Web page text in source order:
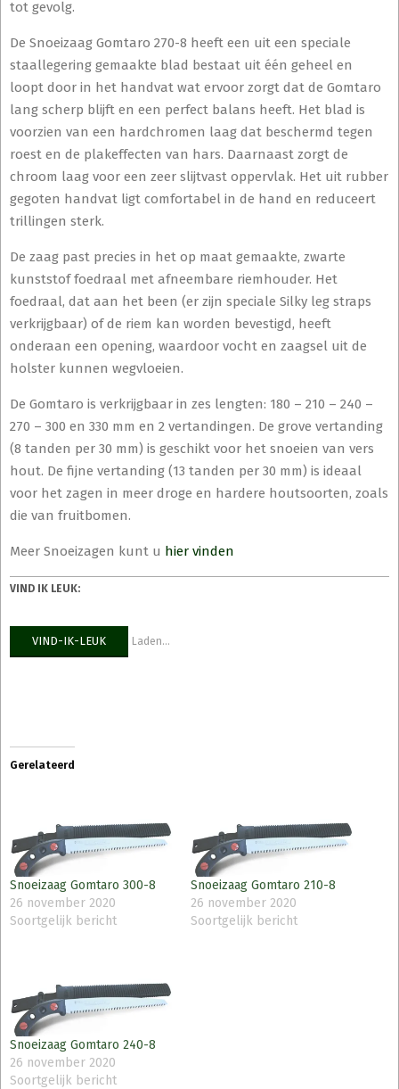
tot gevolg.
De Snoeizaag Gomtaro 270-8 heeft een uit een speciale
staallegering gemaakte blad bestaat uit één geheel en
loopt door in het handvat wat ervoor zorgt dat de Gomtaro
lang scherp blijft en een perfect balans heeft. Het blad is
voorzien van een hardchromen laag dat beschermd tegen
roest en de plakeffecten van hars. Daarnaast zorgt de
chroom laag voor een zeer slijtvast oppervlak. Het uit rubber
gegoten handvat ligt comfortabel in de hand en reduceert
trillingen sterk.
De zaag past precies in het op maat gemaakte, zwarte
kunststof foedraal met afneembare riemhouder. Het
foedraal, dat aan het been (er zijn speciale Silky leg straps
verkrijgbaar) of de riem kan worden bevestigd, heeft
onderaan een opening, waardoor vocht en zaagsel uit de
holster kunnen wegvloeien.
De Gomtaro is verkrijgbaar in zes lengten: 180 – 210 – 240 –
270 – 300 en 330 mm en 2 vertandingen. De grove vertanding
(8 tanden per 30 mm) is geschikt voor het snoeien van vers
hout. De fijne vertanding (13 tanden per 30 mm) is ideaal
voor het zagen in meer droge en hardere houtsoorten, zoals
die van fruitbomen.
Meer Snoeizagen kunt u hier vinden
VIND IK LEUK:
VIND-IK-LEUK Laden...
Gerelateerd
Snoeizaag Gomtaro 300-8
26 november 2020
Soortgelijk bericht
Snoeizaag Gomtaro 210-8
26 november 2020
Soortgelijk bericht
Snoeizaag Gomtaro 240-8
26 november 2020
Soortgelijk bericht